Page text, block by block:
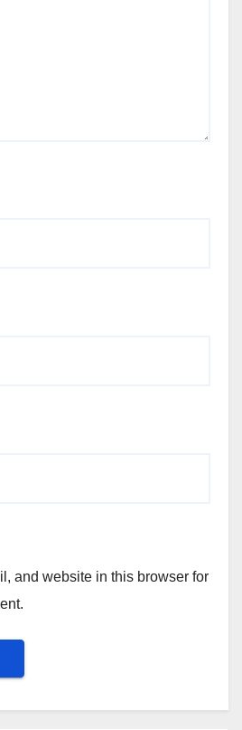
and website in this browser for